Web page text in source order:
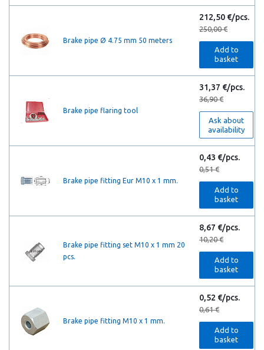
Brake pipe Ø 4.75 mm 50 meters
212,50 €/pcs.
250,00 €
Add to
basket
Brake pipe flaring tool
31,37 €/pcs.
36,90 €
Ask about
availability
Brake pipe fitting Eur M10 x 1 mm.
0,43 €/pcs.
0,51 €
Add to
basket
Brake pipe fitting set M10 x 1 mm 20
pcs.
8,67 €/pcs.
10,20 €
Add to
basket
Brake pipe fitting M10 x 1 mm.
0,52 €/pcs.
0,61 €
Add to
basket